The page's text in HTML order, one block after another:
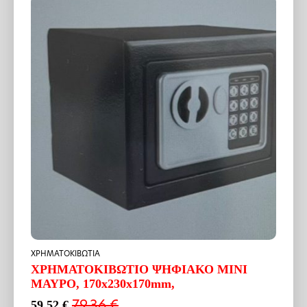
ΧΡΗΜΑΤΟΚΙΒΩΤΙΑ
ΧΡΗΜΑΤΟΚΙΒΩΤΙΟ ΨΗΦΙΑΚΟ ΜΙΝΙ
ΜΑΥΡΟ, 170x230x170mm,